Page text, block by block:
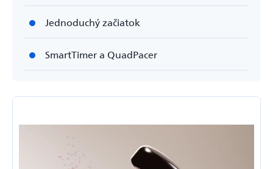
Jednoduchý začiatok
SmartTimer a QuadPacer